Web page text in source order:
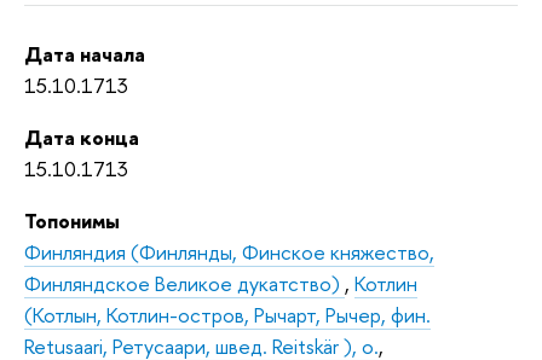
Дата начала
15.10.1713
Дата конца
15.10.1713
Топонимы
Финляндия (Финлянды, Финское княжество,
Финляндское Великое дукатство) , Котлин
(Котлын, Котлин-остров, Рычарт, Рычер, фин.
Retusaari, Ретусаари, швед. Reitskär ), о.,